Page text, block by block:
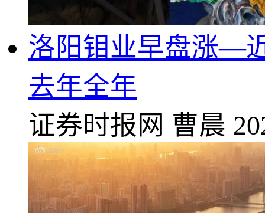
洛阳钼业早盘涨—
去年全年
证券时报网 曹晨